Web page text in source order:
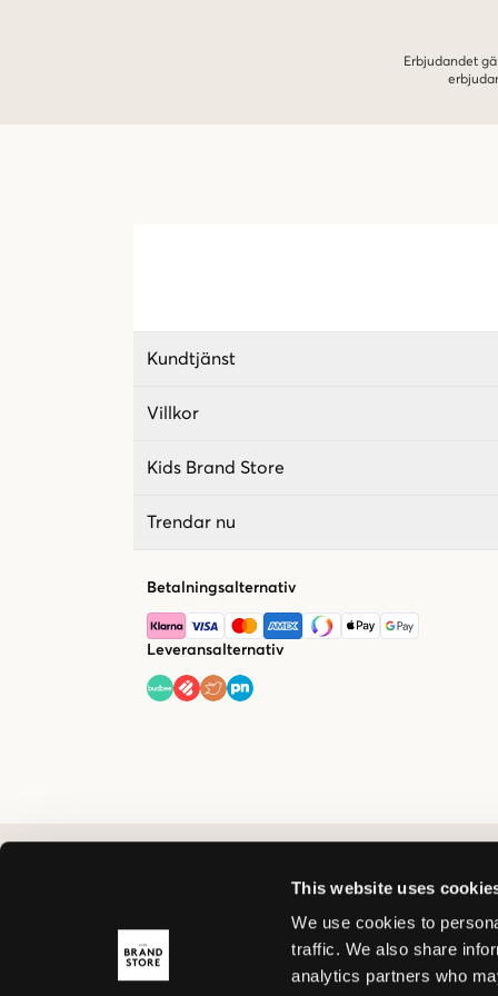
This website uses
We use cookies to
traffic. We also share
analytics partners who
Erbjudandet
Kundtjänst
Villkor
Kids Brand Store
Trendar nu
Betalningsalternativ
Leveransalternativ